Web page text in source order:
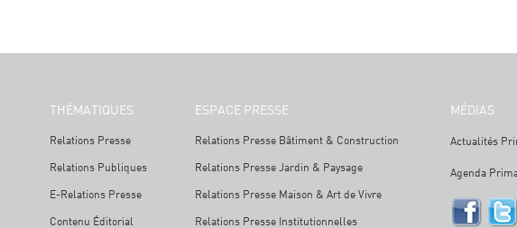
THÉMATIQUES
Relations Presse
Relations Publiques
E-Relations Presse
Contenu Éditorial
ESPACE PRESSE
Relations Presse Bâtiment & Construction
Relations Presse Jardin & Paysage
Relations Presse Maison & Art de Vivre
Relations Presse Institutionnelles
MÉDIAS
Actualités
Agenda